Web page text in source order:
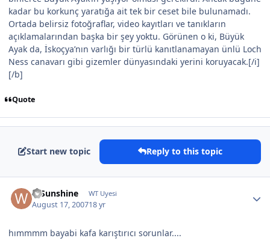
kadar bu korkunç yaratığa ait tek bir ceset bile bulunamadı.
Ortada belirsiz fotoğraflar, video kayıtları ve tanıkların
açıklamalarından başka bir şey yoktu. Görünen o ki, Büyük
Ayak da, İskoçya’nın varlığı bir türlü kanıtlanamayan ünlü Loch
Ness canavarı gibi gizemler dünyasındaki yerini koruyacak.[/i]
[/b]
Quote
Start new topic Reply to this topic
WSunshine WT Uyesi
August 17, 200718 yr
hımmmm bayabi kafa karıştırıcı sorunlar....